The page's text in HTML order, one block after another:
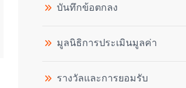
บันทึกข้อตกลง
มูลนิธิการประเมินมูลค่า
รางวัลและการยอมรับ